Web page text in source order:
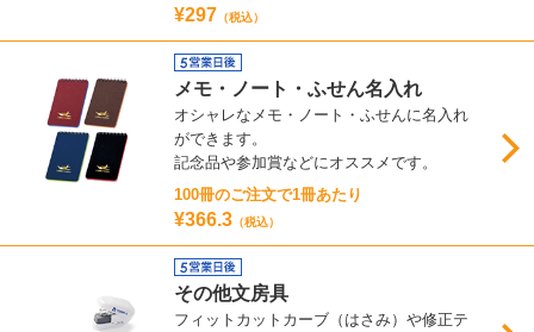
¥297 （税込）
メモ・ノート・ふせん名入れ
オシャレなメモ・ノート・ふせんに名入れ
ができます。
記念品や参加賞などにオススメです。
100冊のご注文で1冊あたり
¥366.3 （税込）
その他文房具
フィットカットカーブ（はさみ）や修正テ